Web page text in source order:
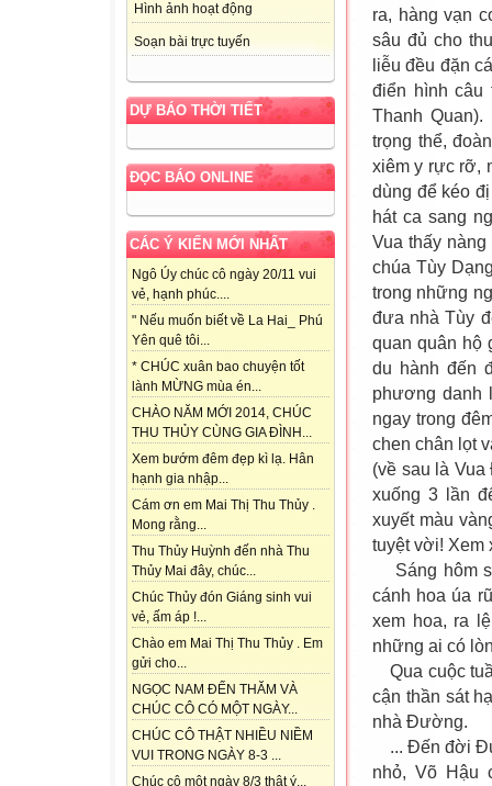
Hình ảnh hoạt động
Soạn bài trực tuyến
DỰ BÁO THỜI TIẾT
ĐỌC BÁO ONLINE
CÁC Ý KIẾN MỚI NHẤT
Ngô Úy chúc cô ngày 20/11 vui
vẻ, hạnh phúc....
" Nếu muốn biết về La Hai_ Phú
Yên quê tôi...
* CHÚC xuân bao chuyện tốt
lành MỪNG mùa én...
CHÀO NĂM MỚI 2014, CHÚC
THU THỦY CÙNG GIA ĐÌNH...
Xem bướm đêm đẹp kì lạ. Hân
hạnh gia nhập...
Cám ơn em Mai Thị Thu Thủy .
Mong rằng...
Thu Thủy Huỳnh đến nhà Thu
Thủy Mai đây, chúc...
Chúc Thủy đón Giáng sinh vui
vẻ, ấm áp !...
Chào em Mai Thị Thu Thủy . Em
gửi cho...
NGỌC NAM ĐẾN THĂM VÀ
CHÚC CÔ CÓ MỘT NGÀY...
CHÚC CÔ THẬT NHIỀU NIỀM
VUI TRONG NGÀY 8-3 ...
Chúc cô một ngày 8/3 thật ý...
ra, hàng vạn
sâu đủ cho
liễu đều đặn
điển hình câu
Thanh
trọng thể,
xiêm y rực rỡ,
dùng để kéo
hát ca sang
Vua thấy
chúa Tùy
trong những
đưa nhà Tùy
quan quân hộ
du hành đến
phương danh
ngay trong
chen chân lọt
(về sau là
xuống 3 lần
xuyết màu
tuyệt vời! Xem
Sáng hôm
cánh hoa úa
xem hoa, ra
những ai có
Qua cuộc
cận thần sát
nhà Đường.
... Đến đời
nhỏ, Võ Hậu